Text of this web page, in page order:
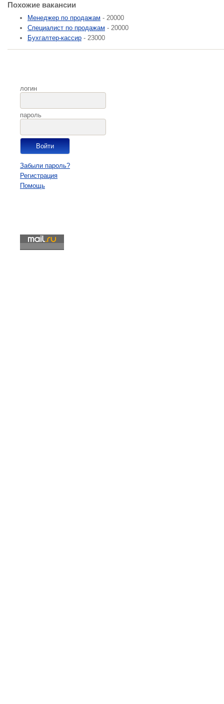
Похожие вакансии
Менеджер по продажам - 20000
Специалист по продажам - 20000
Бухгалтер-кассир - 23000
логин
пароль
Забыли пароль?
Регистрация
Помощь